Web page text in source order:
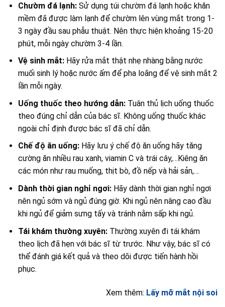
Chườm đá lạnh:Sử dụng túi chườm đá lạnh hoặc khăn
mềm đã được làm lạnh để chườm lên vùng mắt trong 1-
3 ngày đầu sau phẫu thuật. Nên thực hiện khoảng 15-20
phút, mỗi ngày chườm 3-4 lần.
Vệ sinh mắt:Hãy rửa mắt thật nhẹ nhàng bằng nước
muối sinh lý hoặc nước ấm để pha loãng để vệ sinh mắt 2
lần mỗi ngày.
Uống thuốc theo hướng dẫn:Tuân thủ lịch uống thuốc
theo đúng chỉ dẫn của bác sĩ. Không uống thuốc khác
ngoài chỉ định được bác sĩ đã chỉ dẫn.
Chế độ ăn uống:Hãy lưu ý chế độ ăn uống hãy tăng
cường ăn nhiều rau xanh, viamin C và trái cây,…Kiêng ăn
các món như rau muống, thịt bò, đồ nếp và hải sản,…
Dành thời gian nghỉ ngơi:Hãy dành thời gian nghỉ ngơi
nên ngủ sớm và ngủ đúng giờ. Khi ngủ nên nâng cao đầu
khi ngủ để giảm sưng tấy và tránh nằm sấp khi ngủ.
Tái khám thường xuyên:Thường xuyên đi tái khám
theo lịch đã hẹn với bác sĩ từ trước. Như vậy, bác sĩ có
thể đánh giá kết quả và theo dõi được tiến hành hồi
phục.
Xem thêm: Lấy mỡ mắt nội soi